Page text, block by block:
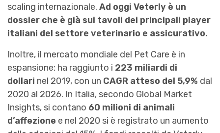
scaling internazionale. Ad oggi Veterly è un
dossier che è già sui tavoli dei principali player
italiani del settore veterinario e assicurativo.
Inoltre, il mercato mondiale del Pet Care è in
espansione: ha raggiunto i 223 miliardi di
dollari nel 2019, con un CAGR atteso del 5,9% dal
2020 al 2026. In Italia, secondo Global Market
Insights, si contano 60 milioni di animali
d’affezione e nel 2020 si è registrato un aumento